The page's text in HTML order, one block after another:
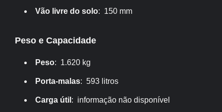
Vão livre do solo: 150 mm
Peso e Capacidade
Peso: 1.620 kg
Porta-malas: 593 litros
Carga útil : informação não disponível